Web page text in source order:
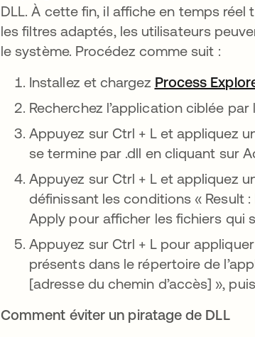
DLL. À cette fin, il affiche en temps
les filtres adaptés, les utilisateurs
le système. Procédez comme suit :
Installez et chargez Process
Recherchez l’application ciblée par
Appuyez sur Ctrl + L et appliquez
se termine par .dll en cliquant sur
Appuyez sur Ctrl + L et appliquez
définissant les conditions « Result
Apply pour afficher les fichiers qui
Appuyez sur Ctrl + L pour
présents dans le répertoire de
[adresse du chemin d’accès] »,
Comment éviter un piratage de DLL